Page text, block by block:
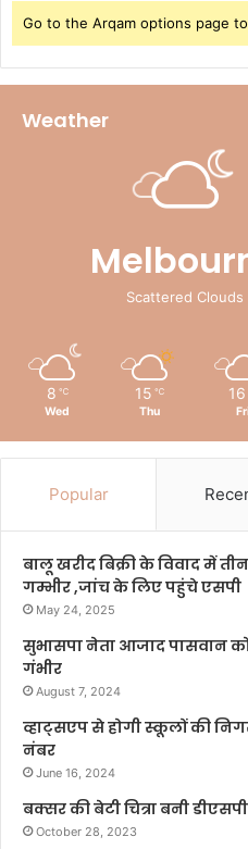
Go to the Arqam options page
Weather
Scattered Clouds
8 ℃
Wed
15 ℃
Thu
16
Fri
Popular
बालू खरीद बिक्री के विवाद में
गम्भीर ,जांच के लिए पहुंचे एसपी
May 24, 2025
सुभासपा नेता आजाद पासवान को
गंभीर
August 7, 2024
व्हाट्सएप से होगी स्कूलों की
नंबर
June 16, 2024
बक्सर की बेटी चित्रा बनी
October 28, 2023